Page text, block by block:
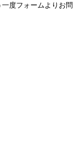
度フォームよりお問